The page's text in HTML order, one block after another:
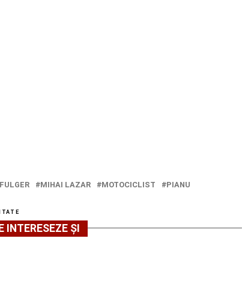
MIHAI LAZAR MOTOCICLIST PIANU
INTERESEZE ȘI